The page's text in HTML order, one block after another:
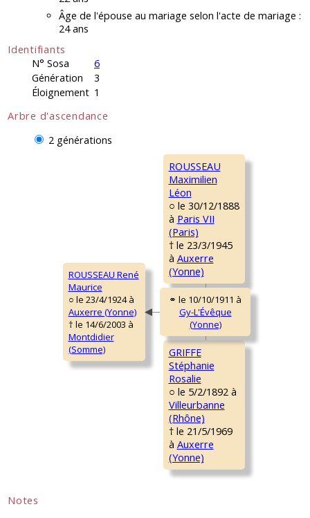
Âge de l'épouse au mariage selon l'acte de mariage :
24 ans
Identifiants
N° Sosa
6
Génération
3
Éloignement 1
Arbre d'ascendance
2 générations
ROUSSEAU René
Maurice
○ le 23/4/1924 à
Auxerre (Yonne)
† le 14/6/2003 à
Montdidier
(Somme)
ROUSSEAU
Maximilien
Léon
○ le 30/12/1888
à Paris VII
(Paris)
† le 23/3/1945
à Auxerre
(Yonne)
GRIFFE
Stéphanie
Rosalie
○ le 5/2/1892 à
Villeurbanne
(Rhône)
† le 21/5/1969
à Auxerre
(Yonne)
Notes